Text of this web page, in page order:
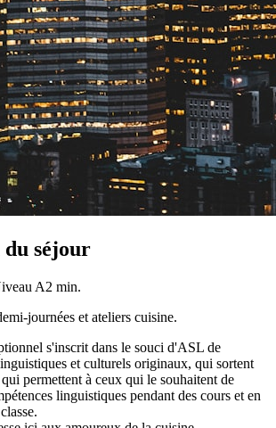
du séjour
A2 min.
journées et ateliers cuisine.
s'inscrit dans le souci d'ASL de
et culturels originaux, qui sortent
permettent à ceux qui le souhaitent de
linguistiques pendant des cours et en